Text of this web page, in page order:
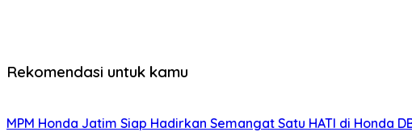
Rekomendasi untuk kamu
MPM Honda Jatim Siap Hadirkan Semangat Satu HATI di Honda